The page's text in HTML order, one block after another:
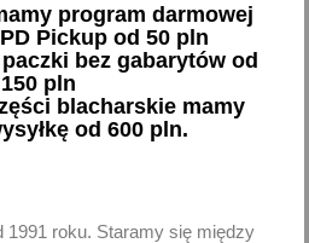
favorite_border
program darmowej
Pickup od 50 pln
bez gabarytów od
150 pln
blacharskie mamy
od 600 pln.
1991 roku. Staramy się między